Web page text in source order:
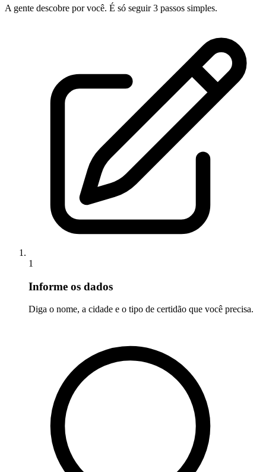
A gente descobre por você. É só seguir 3 passos simples.
1
Informe os dados
Diga o nome, a cidade e o tipo de certidão que você precisa.